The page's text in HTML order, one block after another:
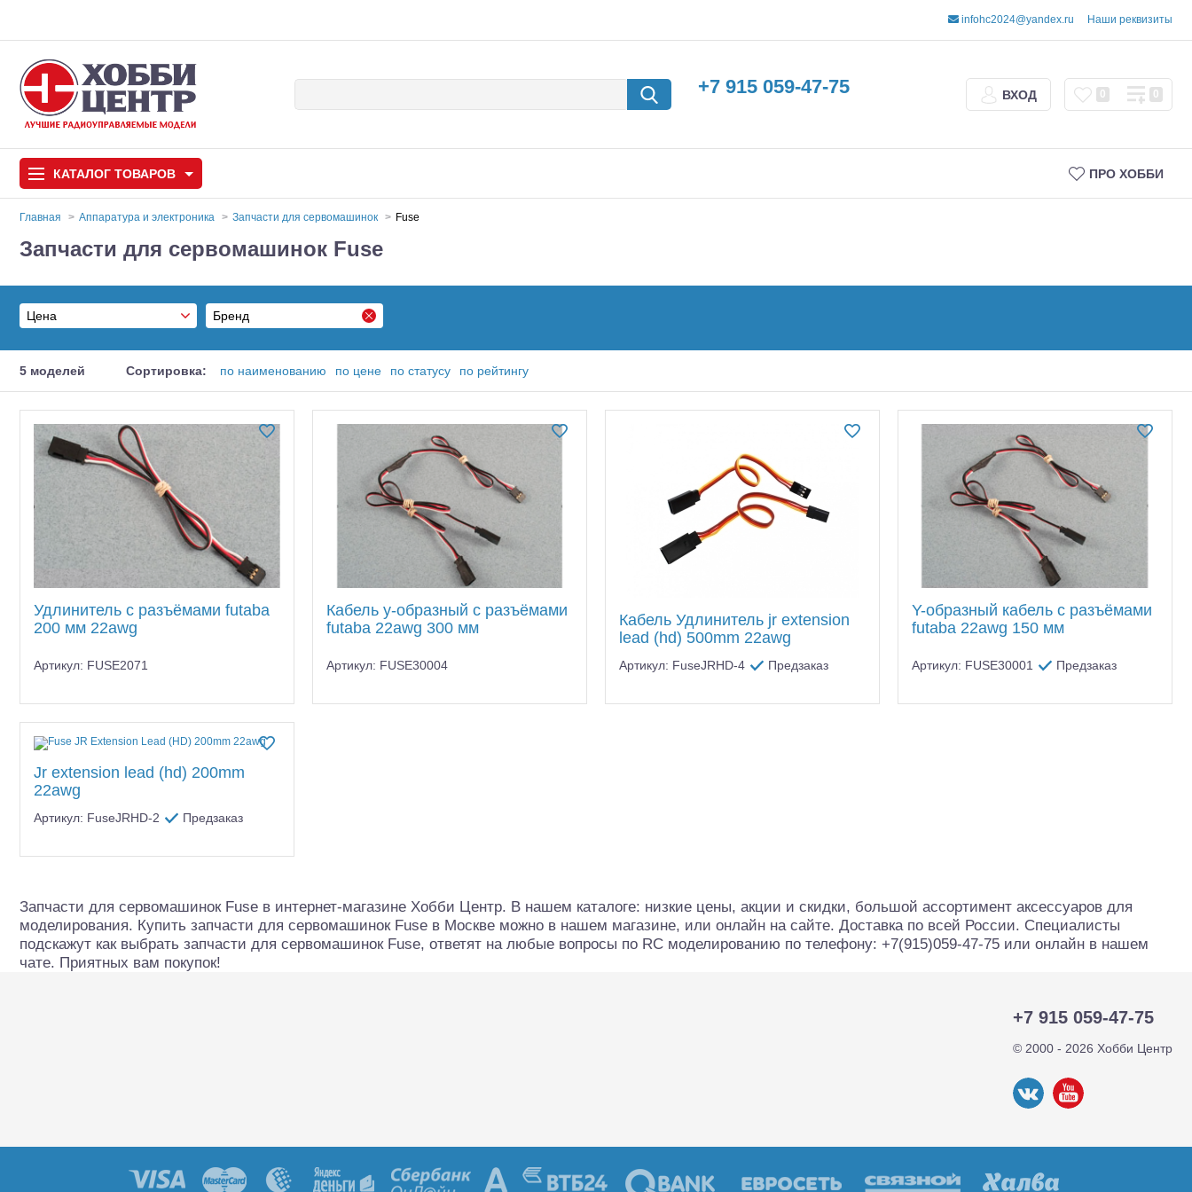
infohc2024@yandex.ru Наши реквизиты
+7 915 059-47-75 ВХОД 0 0
КАТАЛОГ ТОВАРОВ ПРО ХОББИ
Автомодели
Запчасти и аксессуары
Игрушки
Судомодели
Конструкторы
Аппаратура и электроника
Аккумуляторы и батарейки
Зарядные устройства и блоки
Двигатели
Технические жидкости
приборы,расходники
Оптовая продажа запчастей
для моделей
Автомодели для сборки
Главная Аппаратура и электроника Запчасти для сервомашинок Fuse
Запчасти для сервомашинок Fuse
5 моделей Сортировка: по наименованию по цене по статусу по рейтингу
Удлинитель с разъёмами futaba
200 мм 22awg
Артикул: FUSE2071
Кабель y-образный с разъёмами
futaba 22awg 300 мм
Артикул: FUSE30004
Кабель Удлинитель jr extension
lead (hd) 500mm 22awg
Артикул: FuseJRHD-4 Предзаказ
Y-образный кабель с разъёмами
futaba 22awg 150 мм
Артикул: FUSE30001 Предзаказ
Jr extension lead (hd) 200mm
22awg
Артикул: FuseJRHD-2 Предзаказ
Цена Бренд
HSP запчасти
Team Orion Electronics
Запчасти для сервомашинок Fuse в интернет-магазине Хобби Центр. В нашем каталоге: низкие цены, акции и скидки, большой ассортимент аксессуаров для
моделирования. Купить запчасти для сервомашинок Fuse в Москве можно в нашем магазине, или онлайн на сайте. Доставка по всей России. Специалисты
подскажут как выбрать запчасти для сервомашинок Fuse, ответят на любые вопросы по RC моделированию по телефону: +7(915)059-47-75 или онлайн в нашем
чате. Приятных вам покупок!
+7 915 059-47-75
© 2000 - 2026 Хобби Центр